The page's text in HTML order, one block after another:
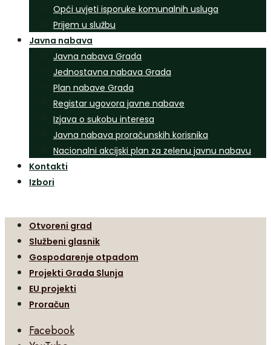
Opći uvjeti isporuke komunalnih usluga
Prijem u službu
Javna nabava
Javna nabava Grada
Jednostavna nabava Grada
Plan nabave Grada
Registar ugovora javne nabave
Izjava o sukobu interesa
Javna nabava proračunskih korisnika
Nacionalni akcijski plan za zelenu javnu nabavu
Kontakti
Izbori
Otvoreni grad
Službeni glasnik
Gospodarenje otpadom
Projekti Grada Slunja
EU projekti
Proračun
Facebook